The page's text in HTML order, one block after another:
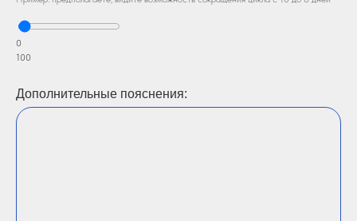
0
100
Дополнительные пояснения: